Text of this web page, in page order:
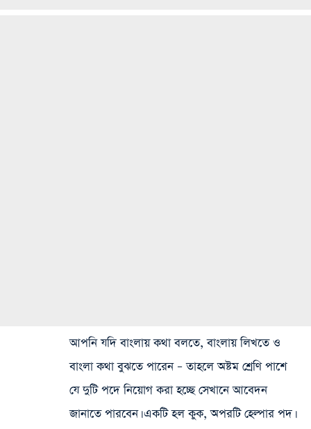
আপনি যদি বাংলায় কথা বলতে, বাংলায় লিখতে ও
বাংলা কথা বুঝতে পারেন – তাহলে অষ্টম শ্রেণি পাশে
যে দুটি পদে নিয়োগ করা হচ্ছে সেখানে আবেদন
জানাতে পারবেন। একটি হল কুক, অপরটি হেল্পার পদ।